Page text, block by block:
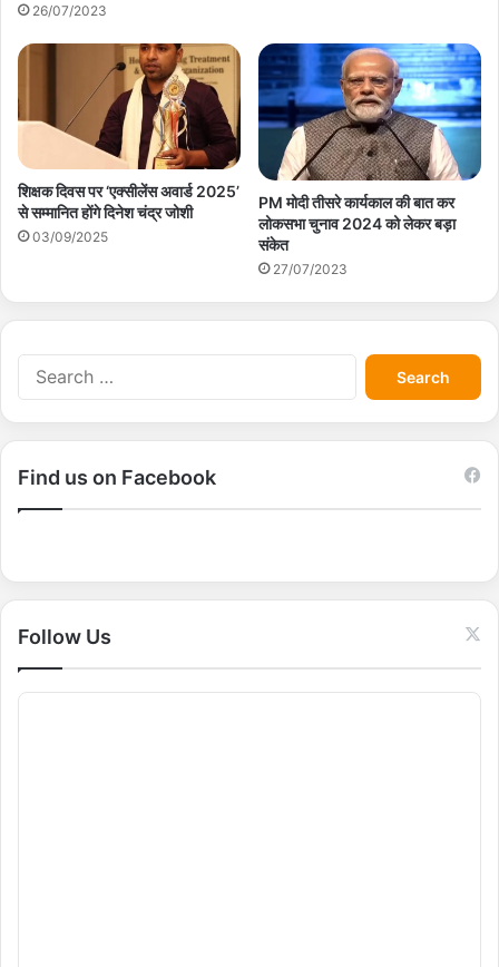
26/07/2023
शिक्षक दिवस पर ‘एक्सीलेंस अवार्ड 2025’
से सम्मानित होंगे दिनेश चंद्र जोशी
03/09/2025
PM मोदी तीसरे कार्यकाल की बात कर
लोकसभा चुनाव 2024 को लेकर बड़ा
संकेत
27/07/2023
S
e
a
r
r
:
Find us on Facebook
Follow Us